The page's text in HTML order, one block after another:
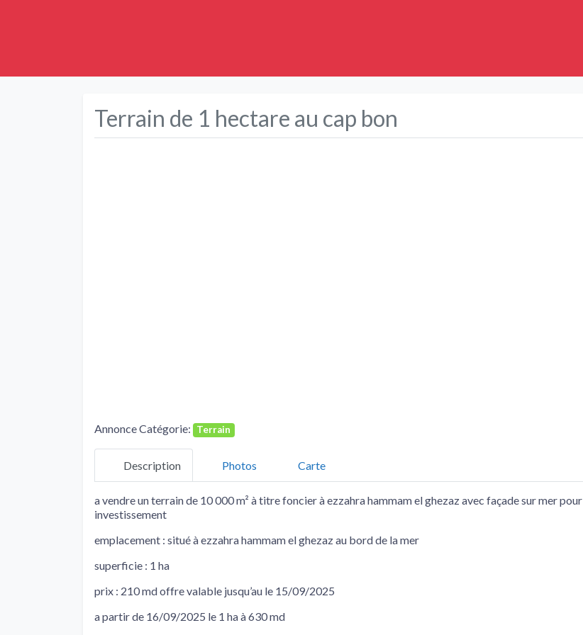
Terrain de 1 hectare au cap bon
Annonce Catégorie: Terrain
Description Photos Carte
a vendre un terrain de 10 000 m² à titre foncier à ezzahra hammam el ghezaz avec façade sur mer pour
investissement
emplacement : situé à ezzahra hammam el ghezaz au bord de la mer
superficie : 1 ha
prix : 210 md offre valable jusqu’au le 15/09/2025
a partir de 16/09/2025 le 1 ha à 630 md